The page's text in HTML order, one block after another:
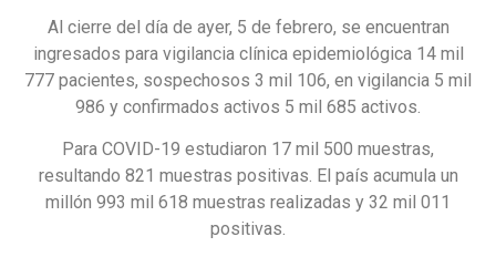
Al cierre del día de ayer, 5 de febrero, se encuentran
ingresados para vigilancia clínica epidemiológica 14 mil
777 pacientes, sospechosos 3 mil 106, en vigilancia 5 mil
986 y confirmados activos 5 mil 685 activos.
Para COVID-19 estudiaron 17 mil 500 muestras,
resultando 821 muestras positivas. El país acumula un
millón 993 mil 618 muestras realizadas y 32 mil 011
positivas.